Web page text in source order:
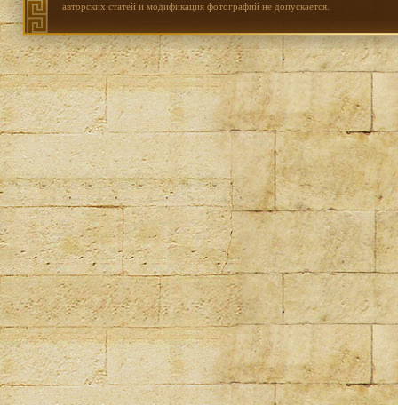
авторских статей и модификация фотографий не допускается.